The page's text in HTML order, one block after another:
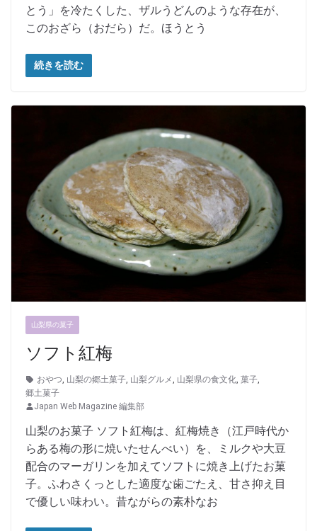
とう」を冷たくした、ザルうどんのような存在が、
このおざら（おだら）だ。ほうとう
続きを読む
山梨県の菓子
ソフト紅梅
おやつ 山梨の郷土菓子 山梨グルメ 山梨県の食文化 菓子
郷土菓子
Japan Web Magazine 編集部
山梨のお菓子 ソフト紅梅は、紅梅焼き（江戸時代か
らある梅の形に焼いたせんべい）を、ミルクや大豆
配合のマーガリンを加えてソフトに焼き上げたお菓
子。ふわさくっとした適度な歯ごたえ、甘さ抑え目
で優しい味わい。昔ながらの素朴なお